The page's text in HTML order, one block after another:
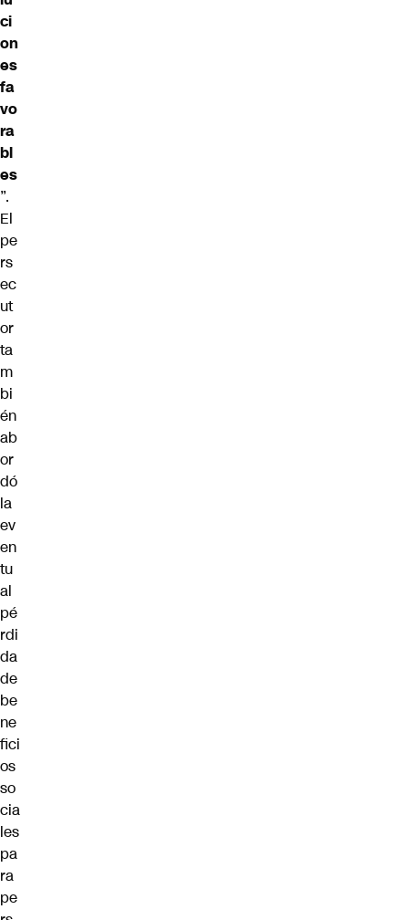
ci
on
es
fa
vo
ra
bl
es
”.
El
pe
rs
ec
ut
or
ta
m
bi
én
ab
or
dó
la
ev
en
tu
al
pé
rdi
da
de
be
ne
fici
os
so
cia
les
pa
ra
pe